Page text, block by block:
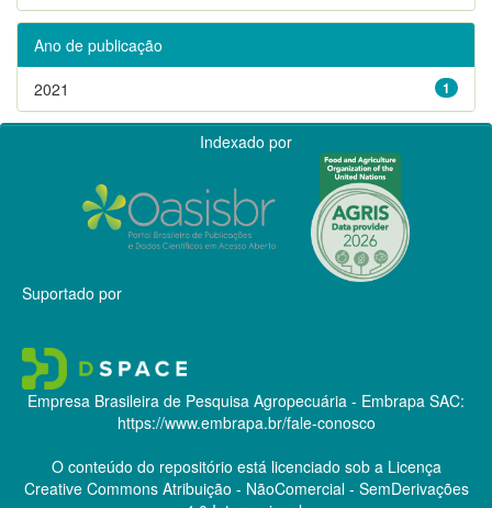
Ano de publicação
1
2021
Indexado por
Suportado por
Empresa Brasileira de Pesquisa Agropecuária - Embrapa SAC:
https://www.embrapa.br/fale-conosco
O conteúdo do repositório está licenciado sob a Licença
Creative CommonsAtribuição - NãoComercial - SemDerivações